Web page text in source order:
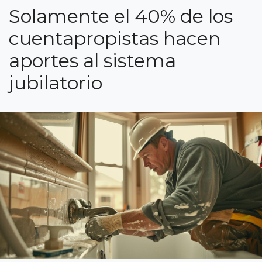
Solamente el 40% de los
cuentapropistas hacen
aportes al sistema
jubilatorio